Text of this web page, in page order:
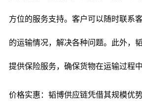
方位的服务支持。客户可以随时联系
的运输情况，解决各种问题。此外，
提供保险服务，确保货物在运输过程中
价格实惠：韬博供应链凭借其规模优